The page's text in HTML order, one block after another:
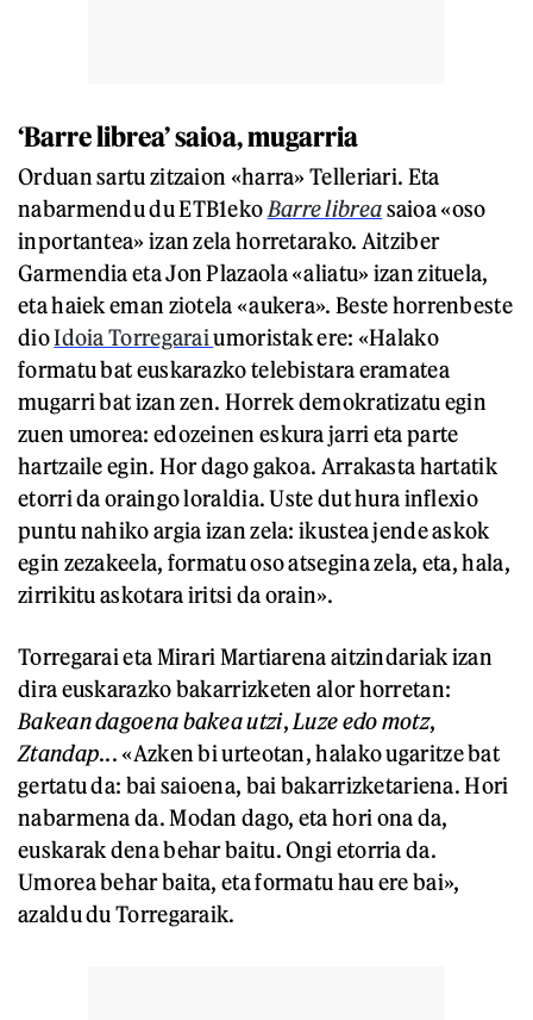
‘Barre librea’ saioa, mugarria
Orduan sartu zitzaion «harra» Telleriari. Eta
nabarmendu du ETB1eko Barre libreasaioa «oso
inportantea» izan zela horretarako. Aitziber
Garmendia eta Jon Plazaola «aliatu» izan zituela,
eta haiek eman ziotela «aukera». Beste horrenbeste
dioIdoia Torregaraiumoristak ere: «Halako
formatu bat euskarazko telebistara eramatea
mugarri bat izan zen. Horrek demokratizatu egin
zuen umorea: edozeinen eskura jarri eta parte
hartzaile egin. Hor dago gakoa. Arrakasta hartatik
etorri da oraingo loraldia. Uste dut hura inflexio
puntu nahiko argia izan zela: ikustea jende askok
egin zezakeela, formatu oso atsegina zela, eta, hala,
zirrikitu askotara iritsi da orain».
Torregarai eta Mirari Martiarena aitzindariak izan
dira euskarazko bakarrizketen alor horretan:
Bakean dagoena bakea utzi, Luze edo motz,
Ztandap... «Azken bi urteotan, halako ugaritze bat
gertatu da: bai saioena, bai bakarrizketariena. Hori
nabarmena da. Modan dago, eta hori ona da,
euskarak dena behar baitu. Ongi etorria da.
Umorea behar baita, eta formatu hau ere bai»,
azaldu du Torregaraik.